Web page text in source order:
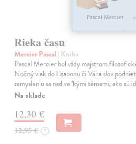
Rieka času
Mercier Pascal | Kniha
Pascal Mercier bol vždy majstrom
Nočný vlak do Lisabonu či Váha slov
zamysleniu sa nad veľkými témami, ako sú
Na sklade
12,30 €
12,95 € ?